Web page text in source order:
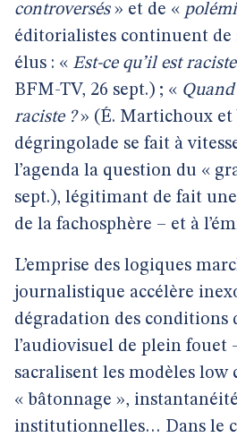
controversés» et de «
éditorialistes continuent de
élus : « Est-ce qu’il est
BFM-TV, 26 sept.) ; «
raciste ?» (É. Martichoux et
dégringolade se fait à
l’agenda la question du «
sept.), légitimant de fait
de la fachosphère – et à
L’emprise des logiques
journalistique accélère
dégradation des
l’audiovisuel de plein fouet
sacralisent les modèles
« bâtonnage »,
institutionnelles… Dans le